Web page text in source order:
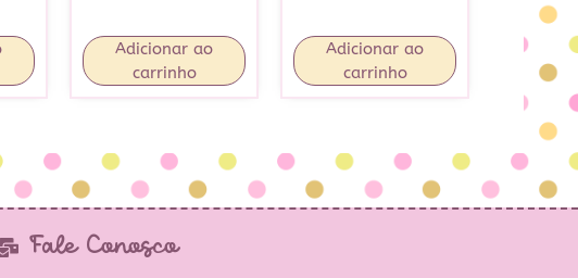
Adicionar ao
carrinho
Adicionar ao
carrinho
Fale Conosco